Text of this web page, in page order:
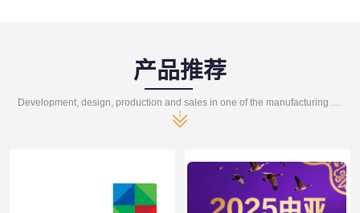
产品推荐